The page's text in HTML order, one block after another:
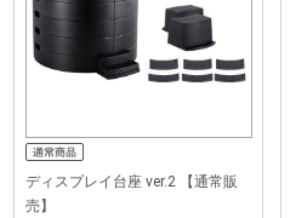
ディスプレイ台座 ver.2 【通常販
売】